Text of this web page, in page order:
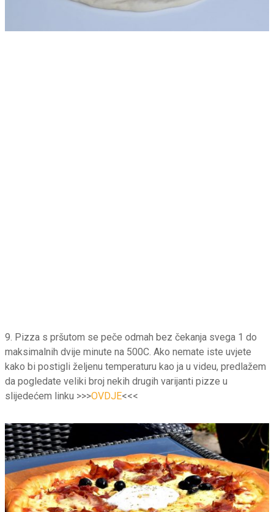
9. Pizza s pršutom se peče odmah bez čekanja svega 1 do
maksimalnih dvije minute na 500C. Ako nemate iste uvjete
kako bi postigli željenu temperaturu kao ja u videu, predlažem
da pogledate veliki broj nekih drugih varijanti pizze u
slijedećem linku >>>OVDJE<<<